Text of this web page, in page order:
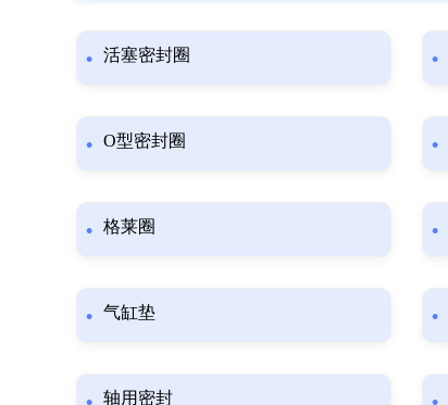
活塞密封圈
O型密封圈
格莱圈
气缸垫
轴用密封